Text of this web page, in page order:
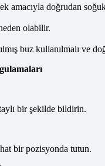
amacıyla doğrudan
olabilir.
buz kullanılmalı ve
bir şekilde bildirin.
bir pozisyonda tutun.